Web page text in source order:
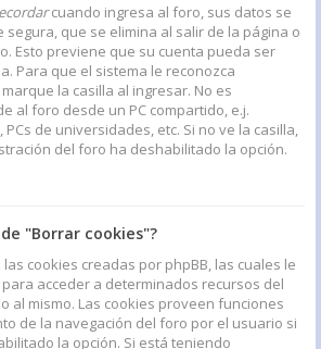
cuando ingresa al foro, sus datos se
segura, que se elimina al salir de la página o
Esto previene que su cuenta pueda ser
Para que el sistema le reconozca
la casilla al ingresar. No es
al foro desde un PC compartido, e.j.
de universidades, etc. Si no ve la casilla,
del foro ha deshabilitado la opción.
"Borrar cookies"?
cookies creadas por phpBB, las cuales le
acceder a determinados recursos del
al mismo. Las cookies proveen funciones
de la navegación del foro por el usuario si
la opción. Si está teniendo